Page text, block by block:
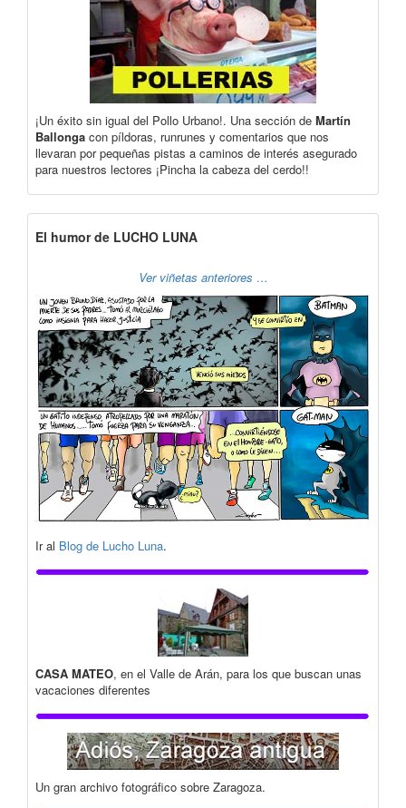
¡Un éxito sin igual del Pollo Urbano!. Una sección de Martín
Ballonga con píldoras, runrunes y comentarios que nos
llevaran por pequeñas pistas a caminos de interés asegurado
para nuestros lectores ¡Pincha la cabeza del cerdo!!
El humor de LUCHO LUNA
Ver viñetas anteriores …
Ir al Blog de Lucho Luna.
CASA MATEO, en el Valle de Arán, para los que buscan unas
vacaciones diferentes
Un gran archivo fotográfico sobre Zaragoza.